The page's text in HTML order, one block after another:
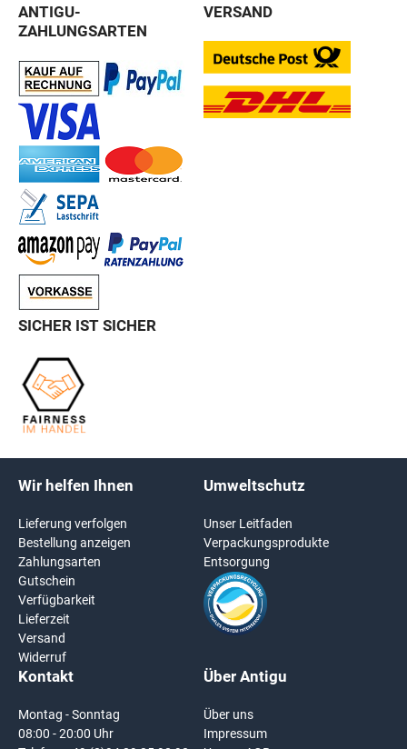
ANTIGU-
ZAHLUNGSARTEN
VERSAND
SICHER IST SICHER
Wir helfen Ihnen
Lieferung verfolgen
Bestellung anzeigen
Zahlungsarten
Gutschein
Verfügbarkeit
Lieferzeit
Versand
Widerruf
Umweltschutz
Unser Leitfaden
Verpackungsprodukte
Entsorgung
Kontakt
Montag - Sonntag
08:00 - 20:00 Uhr
Über Antigu
Über uns
Impressum